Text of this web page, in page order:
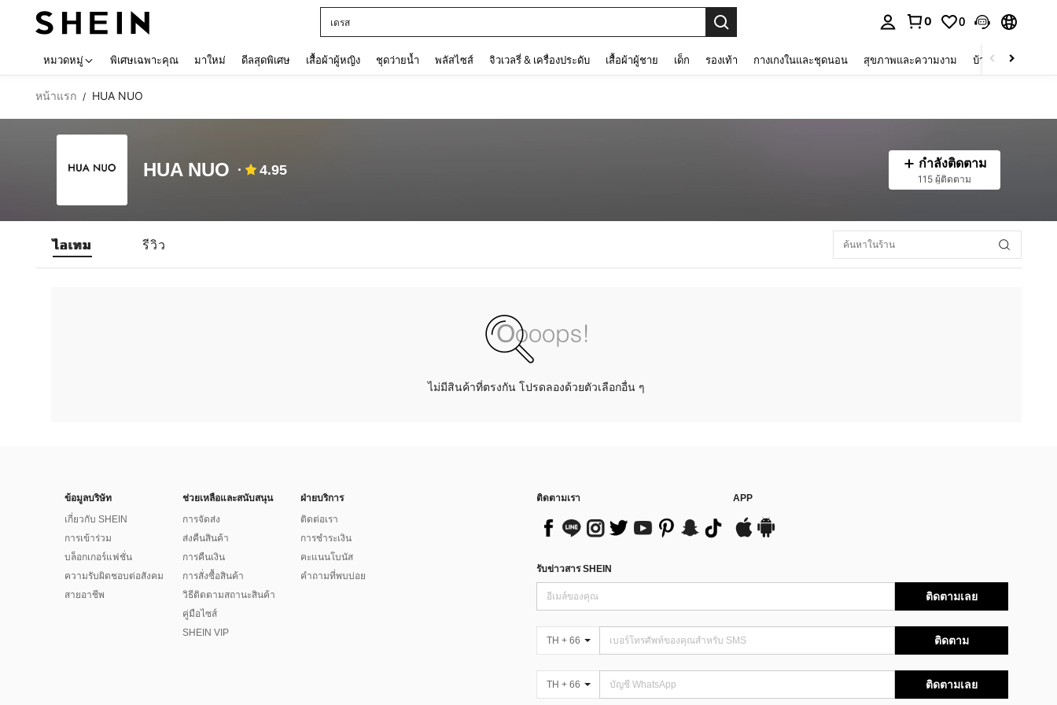
เดรส
0 0
หมวดหมู่ พิเศษเฉพาะคุณ มาใหม่ ดีลสุดพิเศษ เสื้อผ้าผู้หญิง ชุดว่ายน้ำ พลัสไซส์ จิวเวลรี่ & เครื่องประดับ เสื้อผ้าผู้ชาย เด็ก รองเท้า กางเกงในและชุดนอน สุขภาพและความงาม บ้านและที่อยู่อาศัย
หน้าแรก / HUA NUO
HUA NUO 4.95 กำลังติดตาม
115 ผู้ติดตาม
ไอเทม รีวิว
ไม่มีสินค้าที่ตรงกัน โปรดลองด้วยตัวเลือกอื่น ๆ
ข้อมูลบริษัท
เกี่ยวกับ SHEIN
การเข้าร่วม
บล็อกเกอร์แฟชั่น
ความรับผิดชอบต่อสังคม
สายอาชีพ
ช่วยเหลือและสนับสนุน
การจัดส่ง
ส่งคืนสินค้า
การคืนเงิน
การสั่งซื้อสินค้า
วิธีติดตามสถานะสินค้า
คู่มือไซส์
SHEIN VIP
ฝ่ายบริการ
ติดต่อเรา
การชำระเงิน
คะแนนโบนัส
คำถามที่พบบ่อย
ติดตามเรา APP
รับข่าวสาร SHEIN
ติดตามเลย
TH + 66 ติดตาม
TH + 66 ติดตามเลย